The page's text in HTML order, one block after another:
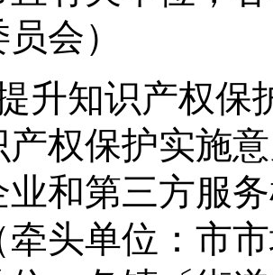
会）
升知识产权保
产权保护实施
业和第三方服
牵头单位： 市